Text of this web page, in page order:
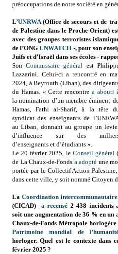
préoccupations de notre société en
L’UNRWA(Office de secours et de
de Palestine dans le Proche-Orient)
avec des groupes terroristes
de l’ONGUNWATCH -, pour son
Juifs et d’Israël dans ses écoles -
SonCommissaire général est
Lazzarini. Celui-ci a rencontré en
2024, à Beyrouth (Liban), des
du Hamas. « Cette rencontrea abouti
la nomination d’un membre éminent
Hamas, Fathi al-Sharif, à la tête
syndicat des enseignants de
au Liban, donnant au groupe un
d’influence sur des
d’enseignants et d’étudiants ».
Le 20 février 2025, le Conseil général
de La Chaux-de-Fonds a adopté une
portée par le Collectif Action
dans cette ville, y soit nommé Citoyen
La Coordination
(CICAD) a recensé 2 438 incidents
soit une augmentation de 36 % en un
Chaux-de-Fonds Métropole horlogère
Patrimoine mondial de
horloger.Quel est le contexte dans
février 2025 ?